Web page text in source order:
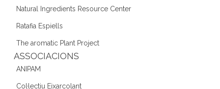
Natural Ingredients Resource Center
Ratafia Espiells
The aromatic Plant Project
ASSOCIACIONS
ANIPAM
Col·lectiu Eixarcolant